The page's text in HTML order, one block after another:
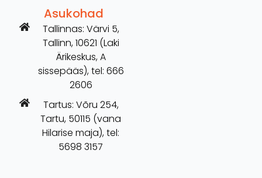
Asukohad
Tallinnas: Värvi 5,
Tallinn, 10621 (Laki
Ärikeskus, A
sissepääs), tel: 666
2606
Tartus: Võru 254,
Tartu, 50115 (vana
Hilarise maja), tel:
5698 3157